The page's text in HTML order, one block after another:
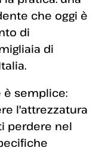
che oggi è
di
di
è semplice:
l'attrezzatura
perdere nel